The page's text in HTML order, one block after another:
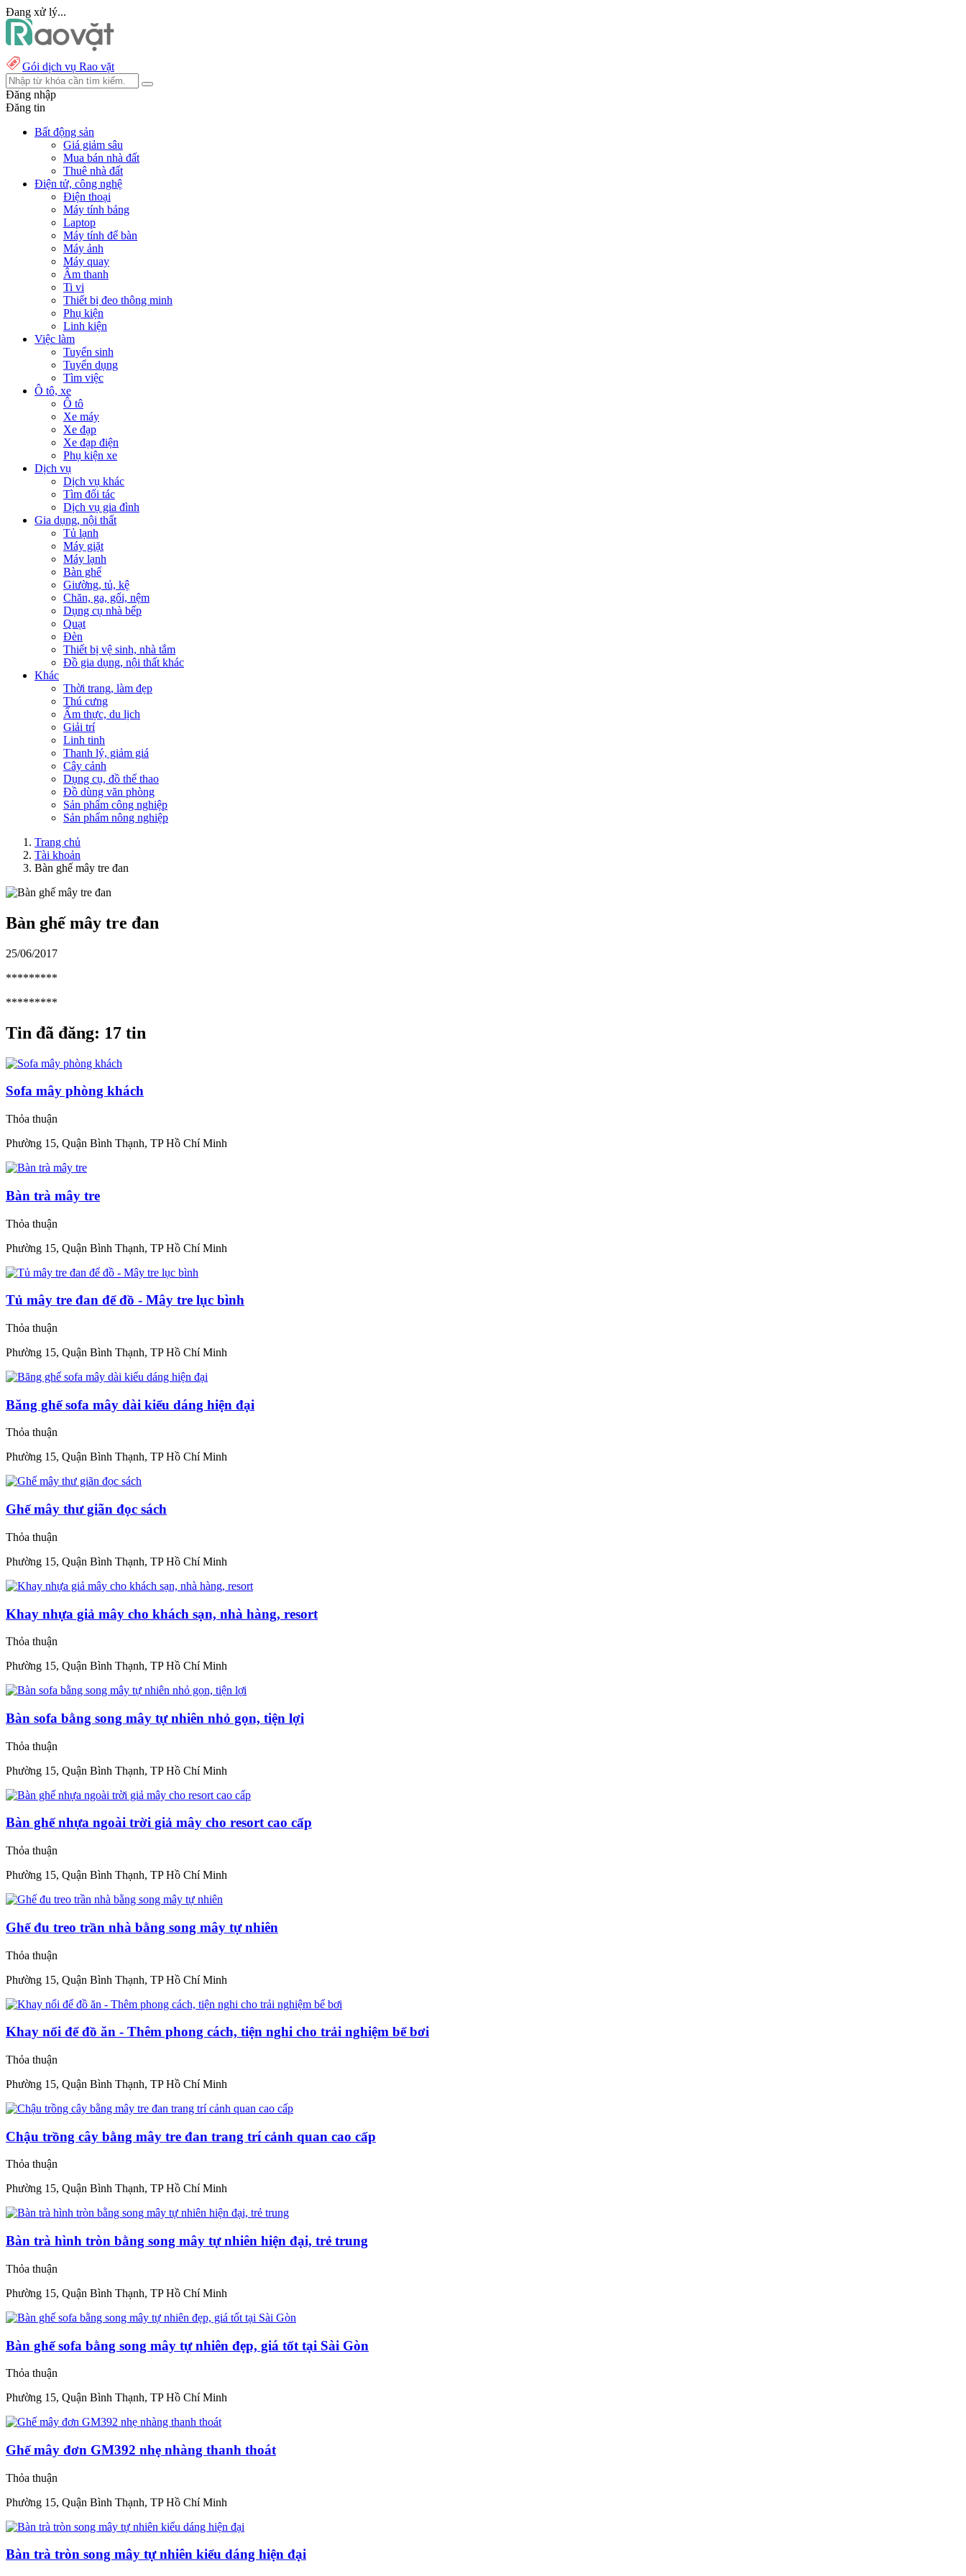
Đang xử lý...
Gói dịch vụ Rao vặt
Đăng nhập
Đăng tin
Bất động sản
Giá giảm sâu
Mua bán nhà đất
Thuê nhà đất
Điện tử, công nghệ
Điện thoại
Máy tính bảng
Laptop
Máy tính để bàn
Máy ảnh
Máy quay
Âm thanh
Ti vi
Thiết bị đeo thông minh
Phụ kiện
Linh kiện
Việc làm
Tuyển sinh
Tuyển dụng
Tìm việc
Ô tô, xe
Ô tô
Xe máy
Xe đạp
Xe đạp điện
Phụ kiện xe
Dịch vụ
Dịch vụ khác
Tìm đối tác
Dịch vụ gia đình
Gia dụng, nội thất
Tủ lạnh
Máy giặt
Máy lạnh
Bàn ghế
Giường, tủ, kệ
Chăn, ga, gối, nệm
Dụng cụ nhà bếp
Quạt
Đèn
Thiết bị vệ sinh, nhà tắm
Đồ gia dụng, nội thất khác
Khác
Thời trang, làm đẹp
Thú cưng
Ẩm thực, du lịch
Giải trí
Linh tinh
Thanh lý, giảm giá
Cây cảnh
Dụng cụ, đồ thể thao
Đồ dùng văn phòng
Sản phẩm công nghiệp
Sản phẩm nông nghiệp
Trang chủ
Tài khoản
Bàn ghế mây tre đan
Bàn ghế mây tre đan
25/06/2017
*********
*********
Tin đã đăng: 17 tin
Sofa mây phòng khách
Thỏa thuận
Phường 15, Quận Bình Thạnh, TP Hồ Chí Minh
Bàn trà mây tre
Thỏa thuận
Phường 15, Quận Bình Thạnh, TP Hồ Chí Minh
Tủ mây tre đan để đồ - Mây tre lục bình
Thỏa thuận
Phường 15, Quận Bình Thạnh, TP Hồ Chí Minh
Băng ghế sofa mây dài kiểu dáng hiện đại
Thỏa thuận
Phường 15, Quận Bình Thạnh, TP Hồ Chí Minh
Ghế mây thư giãn đọc sách
Thỏa thuận
Phường 15, Quận Bình Thạnh, TP Hồ Chí Minh
Khay nhựa giả mây cho khách sạn, nhà hàng, resort
Thỏa thuận
Phường 15, Quận Bình Thạnh, TP Hồ Chí Minh
Bàn sofa bằng song mây tự nhiên nhỏ gọn, tiện lợi
Thỏa thuận
Phường 15, Quận Bình Thạnh, TP Hồ Chí Minh
Bàn ghế nhựa ngoài trời giả mây cho resort cao cấp
Thỏa thuận
Phường 15, Quận Bình Thạnh, TP Hồ Chí Minh
Ghế đu treo trần nhà bằng song mây tự nhiên
Thỏa thuận
Phường 15, Quận Bình Thạnh, TP Hồ Chí Minh
Khay nổi để đồ ăn - Thêm phong cách, tiện nghi cho trải nghiệm bể bơi
Thỏa thuận
Phường 15, Quận Bình Thạnh, TP Hồ Chí Minh
Chậu trồng cây bằng mây tre đan trang trí cảnh quan cao cấp
Thỏa thuận
Phường 15, Quận Bình Thạnh, TP Hồ Chí Minh
Bàn trà hình tròn bằng song mây tự nhiên hiện đại, trẻ trung
Thỏa thuận
Phường 15, Quận Bình Thạnh, TP Hồ Chí Minh
Bàn ghế sofa bằng song mây tự nhiên đẹp, giá tốt tại Sài Gòn
Thỏa thuận
Phường 15, Quận Bình Thạnh, TP Hồ Chí Minh
Ghế mây đơn GM392 nhẹ nhàng thanh thoát
Thỏa thuận
Phường 15, Quận Bình Thạnh, TP Hồ Chí Minh
Bàn trà tròn song mây tự nhiên kiểu dáng hiện đại